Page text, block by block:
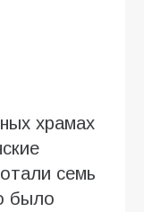
храмах
семь
было